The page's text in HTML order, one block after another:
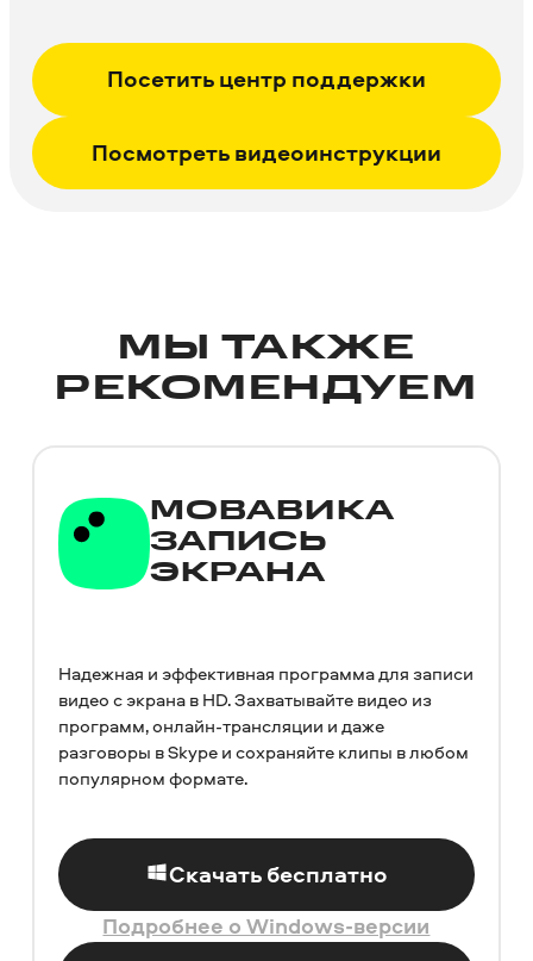
Посетить центр поддержки
Посмотреть видео­инструкции
МЫ ТАКЖЕ
РЕКОМЕНДУЕМ
МОВАВИКА
ЗАПИСЬ
ЭКРАНА
Надежная и эффективная программа для записи
видео с экрана в HD. Захватывайте видео из
программ, онлайн-трансляции и даже
разговоры в Skype и сохраняйте клипы в любом
популярном формате.
Скачать бесплатно
Подробнее о Windows-версии